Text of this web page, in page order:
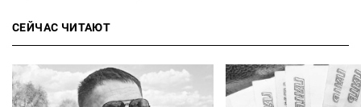
СЕЙЧАС ЧИТАЮТ